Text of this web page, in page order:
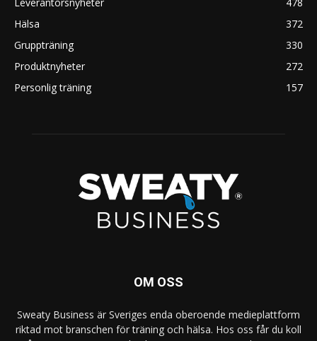
Hälsa
372
Gruppträning
330
Produktnyheter
272
Personlig träning
157
OM OSS
Sweaty Business är Sveriges enda oberoende medieplattform
riktad mot branschen för träning och hälsa. Hos oss får du koll